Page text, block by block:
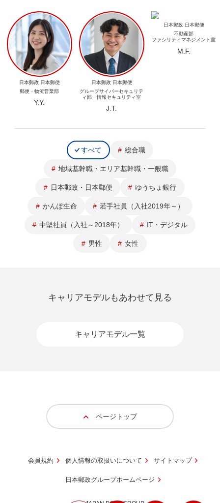
日本郵政 日本郵便
郵便・物流営業部
Y.Y.
日本郵政 日本郵便
グループサイバーセキュリテ
ィ部 情報セキュリティ室
J.T.
日本郵政 日本郵便
不動産部
ファシリティマネジメント室
M.F.
すべて 総合職
地域基幹職・エリア基幹職・一般職
日本郵政・日本郵便 ゆうちょ銀行
かんぽ生命 若手社員（入社2019年～）
中堅社員（入社～2018年） IT・デジタル
男性 女性
キャリアモデルもあわせて見る
キャリアモデル一覧
ページトップ
会員規約 個人情報の取扱いについて サイトマップ
日本郵政グループホームページ